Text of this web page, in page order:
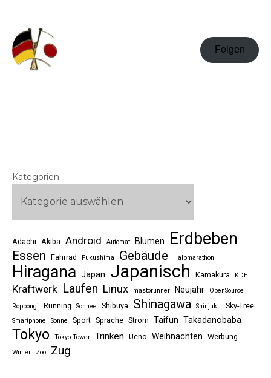
Folgen
Kategorien
Adachi Akiba Android Automat Blumen Erdbeben
Essen Fahrrad Fukushima Gebäude Halbmarathon
Hiragana Japan Japanisch Kamakura KDE
Kraftwerk Laufen Linux mastorunner Neujahr
OpenSource
Roppongi
Running Schnee Shibuya Shinagawa Shinjuku Sky-Tree
Smartphone Sonne Sport Sprache Strom Taifun Takadanobaba
Tokyo Tokyo-Tower Trinken Ueno Weihnachten Werbung
Winter Zoo Zug